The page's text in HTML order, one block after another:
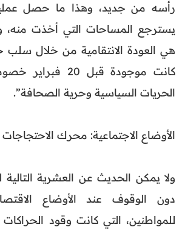
رأسه من جديد، وهذا ما حصل
يسترجع المساحات التي أخذت منه،
هي العودة الانتقامية من خلال سلب
كانت موجودة قبل
الحريات السياسية وحرية الصحافة”.
الأوضاع الاجتماعية: محرك الاحتجاجات
دون الوقوف عند الأوضاع
للمواطنين، التي كانت وقود